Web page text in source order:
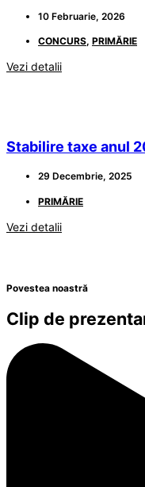
10 Februarie, 2026
CONCURS, PRIMĂRIE
Vezi detalii
Stabilire taxe anul
29 Decembrie, 2025
PRIMĂRIE
Vezi detalii
Povestea noastră
Clip de